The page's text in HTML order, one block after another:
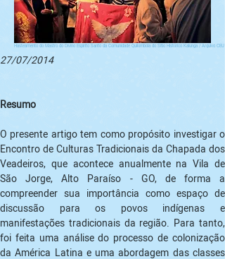
Hasteamento do Mastro do Divino Espirito Santo da Comunidade Quilombola do Sitio Histórico Kalunga / Arquivo CEU
27/07/2014
O presente artigo tem como propósito investigar o
Encontro de Culturas Tradicionais da Chapada dos
Veadeiros, que acontece anualmente na Vila de
São Jorge, Alto Paraíso - GO, de forma a
compreender sua importância como espaço de
discussão para os povos indígenas e
manifestações tradicionais da região. Para tanto,
foi feita uma análise do processo de colonização
da América Latina e uma abordagem das classes